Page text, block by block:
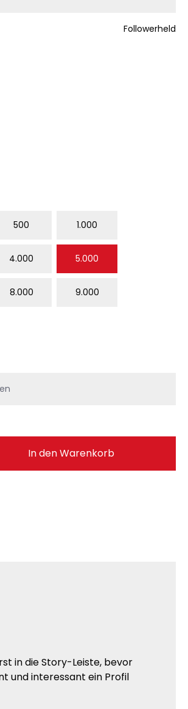
Followerheld
500 1.000
4.000 5.000
8.000 9.000
den gewünschten
In den Warenkorb
in die Story-Leiste, bevor
und interessant ein Profil